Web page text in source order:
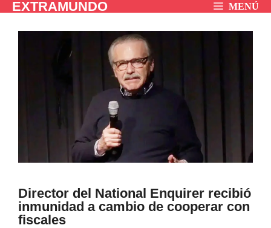
SaltarEXTRAMUNDO MENÚ
Director del National Enquirer recibió
inmunidad a cambio de cooperar con
fiscales